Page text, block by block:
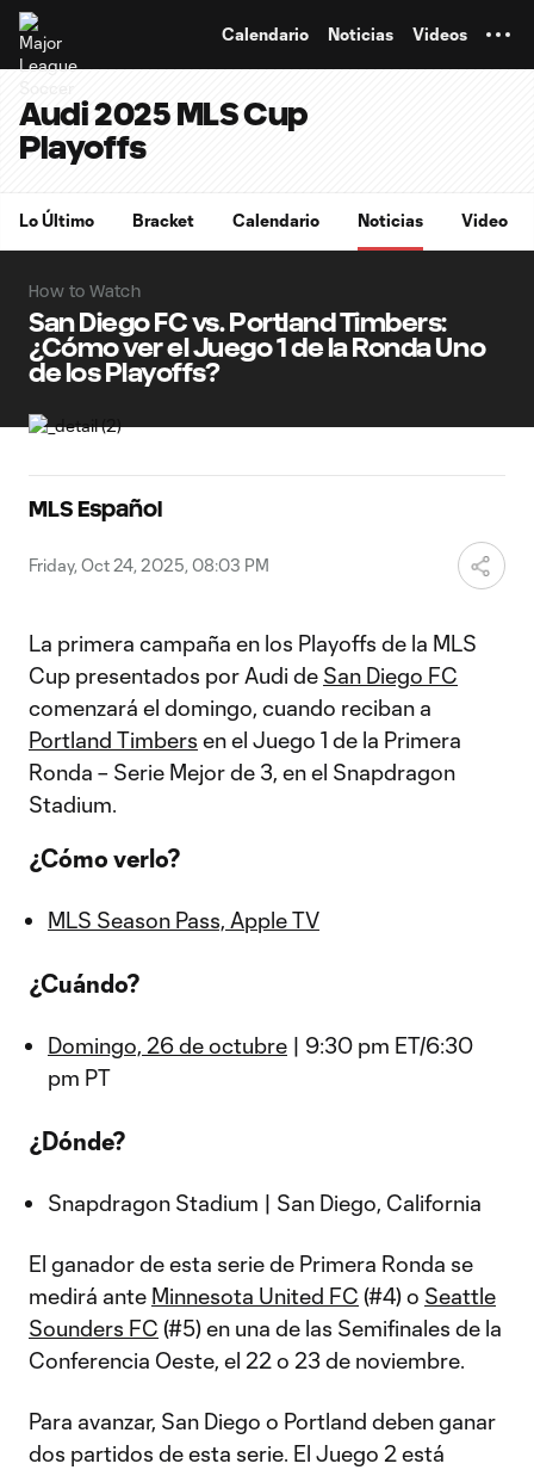
Calendario Noticias Videos
Audi 2025 MLS Cup
Playoffs
Lo Último Bracket Calendario Noticias Video
How to Watch
San Diego FC vs. Portland Timbers:
¿Cómo ver el Juego 1 de la Ronda Uno
de los Playoffs?
MLS Español
Friday, Oct 24, 2025, 08:03 PM
La primera campaña en los Playoffs de la MLS
Cup presentados por Audi de San Diego FC
comenzará el domingo, cuando reciban a
Portland Timbers en el Juego 1 de la Primera
Ronda – Serie Mejor de 3, en el Snapdragon
Stadium.
¿Cómo verlo?
MLS Season Pass, Apple TV
¿Cuándo?
Domingo, 26 de octubre | 9:30 pm ET/6:30
pm PT
¿Dónde?
Snapdragon Stadium | San Diego, California
El ganador de esta serie de Primera Ronda se
medirá ante Minnesota United FC (#4) o Seattle
Sounders FC (#5) en una de las Semifinales de la
Conferencia Oeste, el 22 o 23 de noviembre.
Para avanzar, San Diego o Portland deben ganar
dos partidos de esta serie. El Juego 2 está